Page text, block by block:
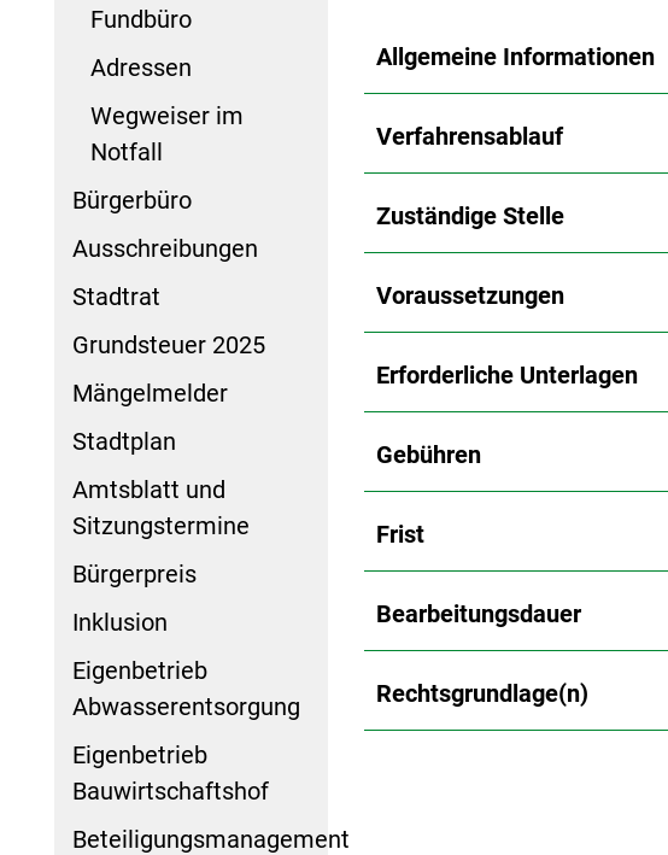
Fundbüro
Adressen
Wegweiser im
Notfall
Bürgerbüro
Ausschreibungen
Stadtrat
Grundsteuer 2025
Mängelmelder
Stadtplan
Amtsblatt und
Sitzungstermine
Bürgerpreis
Inklusion
Eigenbetrieb
Abwasserentsorgung
Eigenbetrieb
Bauwirtschaftshof
Beteiligungsmanagement
Allgemeine Informationen
Verfahrensablauf
Zuständige Stelle
Voraussetzungen
Erforderliche Unterlagen
Gebühren
Frist
Bearbeitungsdauer
Rechtsgrundlage(n)